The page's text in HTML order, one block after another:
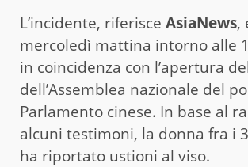
L’incidente, riferisce AsiaNews,
mercoledì mattina intorno alle
in coincidenza con l’apertura
dell’Assemblea nazionale del
Parlamento cinese. In base al
alcuni testimoni, la donna fra i
ha riportato ustioni al viso.